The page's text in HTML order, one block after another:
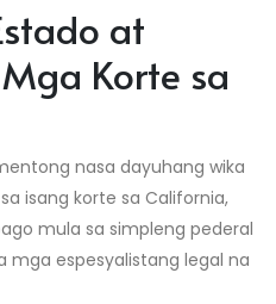
at
Korte sa
nasa dayuhang wika
isang korte sa California,
mula sa simpleng pederal
mga espesyalistang legal na